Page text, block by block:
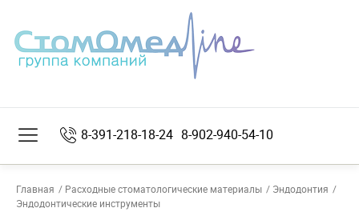
8-391-218-18-24 8-902-940-54-10
Главная Расходные стоматологические материалы
Эндодонтия
Эндодонтические инструменты